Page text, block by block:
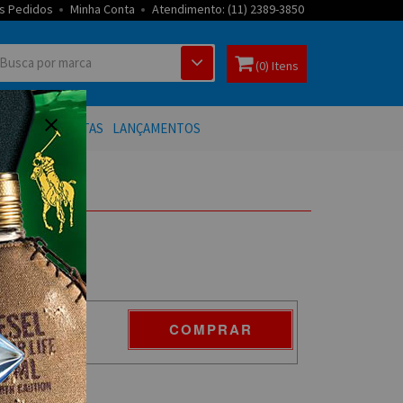
Pedidos Minha Conta Atendimento: (11) 2389-3850
(0) Itens
OFERTAS LANÇAMENTOS
COMPRAR